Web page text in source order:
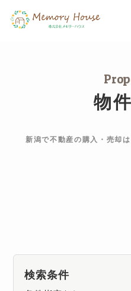
物
新潟で不動産の購入・売却
検索条件